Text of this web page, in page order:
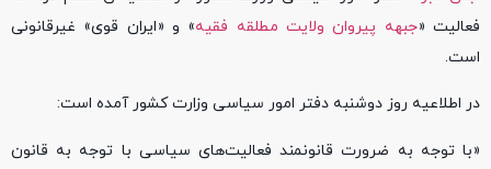
فعالیت «جبهه پیروان ولایت مطلقه فقیه» و «ایران قوی» غیرقانونی
است.
در اطلاعیه روز دوشنبه دفتر امور سیاسی وزارت کشور آمده است:
«با توجه به ضرورت قانونمند فعالیت‌های سیاسی با توجه به قانون